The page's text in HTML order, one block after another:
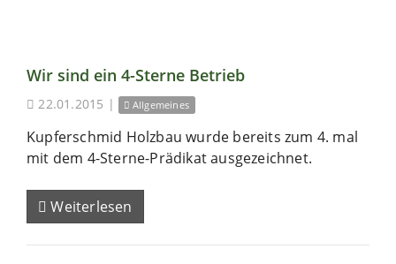
Wir sind ein 4-Sterne Betrieb
22.01.2015 | Allgemeines
Kupferschmid Holzbau wurde bereits zum 4. mal
mit dem 4-Sterne-Prädikat ausgezeichnet.
Weiterlesen